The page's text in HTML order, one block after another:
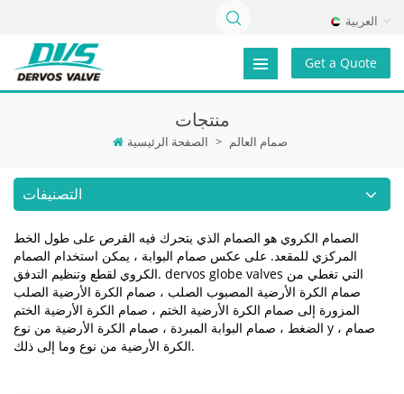
العربية
Get a Quote
منتجات
الصفحة الرئيسية > صمام العالم
التصنيفات
الصمام الكروي هو الصمام الذي يتحرك فيه القرص على طول الخط
المركزي للمقعد. على عكس صمام البوابة ، يمكن استخدام الصمام
الكروي لقطع وتنظيم التدفق. dervos globe valves التي تغطي من
صمام الكرة الأرضية المصبوب الصلب ، صمام الكرة الأرضية الصلب
المزورة إلى صمام الكرة الأرضية الختم ، صمام الكرة الأرضية الختم
الضغط ، صمام البوابة المبردة ، صمام الكرة الأرضية من نوع y ، صمام
الكرة الأرضية من نوع وما إلى ذلك.